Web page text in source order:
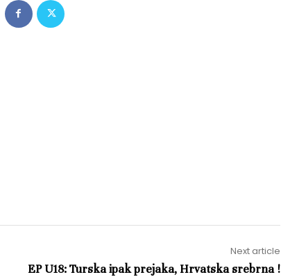
Next article
EP U18: Turska ipak prejaka, Hrvatska srebrna !